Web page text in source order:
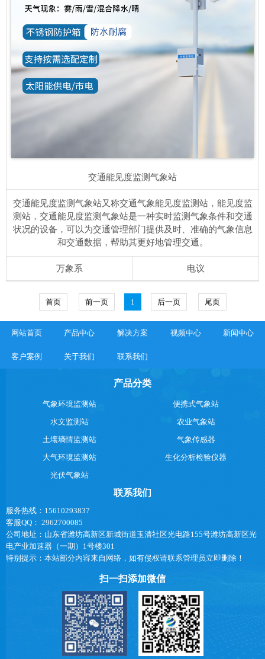
交通能见度监测气象站
交通能见度监测气象站又称交通气象能见度监测站，能见度监
测站，交通能见度监测气象站是一种实时监测气象条件和交通
状况的设备，可以为交通管理部门提供及时、准确的气象信息
和交通数据，帮助其更好地管理交通。
万象系 电议
首页 前一页 1 后一页 尾页
网站首页 产品中心 解决方案 视频中心 新闻中心
客户案例 关于我们 联系我们
产品分类
气象环境监测站
便携式气象站
水文监测站
农业气象站
土壤墒情监测站
气象传感器
大气环境监测站
生化分析检验仪器
光伏气象站
联系我们
服务热线：15610293837
客服QQ： 2962700085
公司地址：山东省潍坊高新区新城街道玉清社区光电路155号潍坊高新区光
电产业加速器（一期）1号楼301
特别提示：本站部分内容来自网络，如有侵权请联系管理员立即删除！
扫一扫添加微信